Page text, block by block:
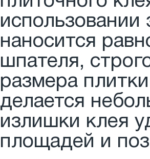
использовании
наносится
шпателя,
размера
делается
излишки клея
площадей и